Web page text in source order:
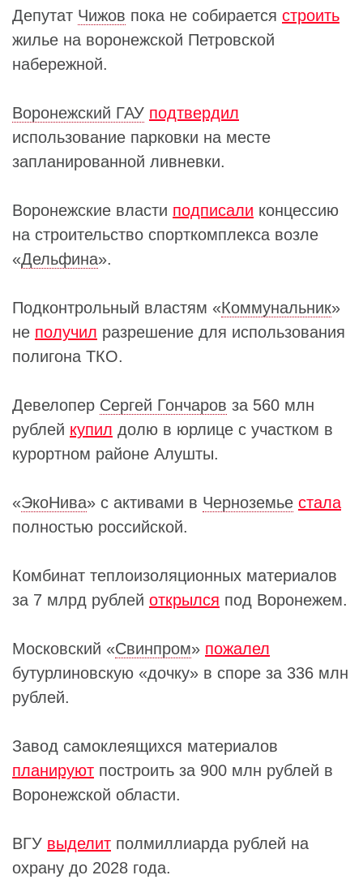
Депутат Чижов пока не собирается строить
жилье на воронежской Петровской
набережной.
Воронежский ГАУ подтвердил
использование парковки на месте
запланированной ливневки.
Воронежские власти подписали концессию
на строительство спорткомплекса возле
«Дельфина».
Подконтрольный властям «Коммунальник»
не получил разрешение для использования
полигона ТКО.
Девелопер Сергей Гончаров за 560 млн
рублей купил долю в юрлице с участком в
курортном районе Алушты.
«ЭкоНива» с активами в Черноземье стала
полностью российской.
Комбинат теплоизоляционных материалов
за 7 млрд рублей открылся под Воронежем.
Московский «Свинпром» пожалел
бутурлиновскую «дочку» в споре за 336 млн
рублей.
Завод самоклеящихся материалов
планируют построить за 900 млн рублей в
Воронежской области.
ВГУ выделит полмиллиарда рублей на
охрану до 2028 года.